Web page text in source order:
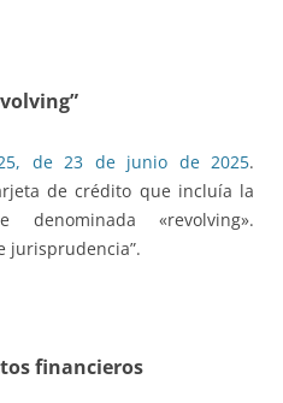
de 23 de junio de 2025.
de crédito que incluía la
«revolving».
jurisprudencia”.
financieros